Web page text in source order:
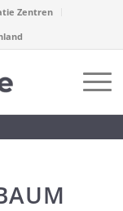
Zentren